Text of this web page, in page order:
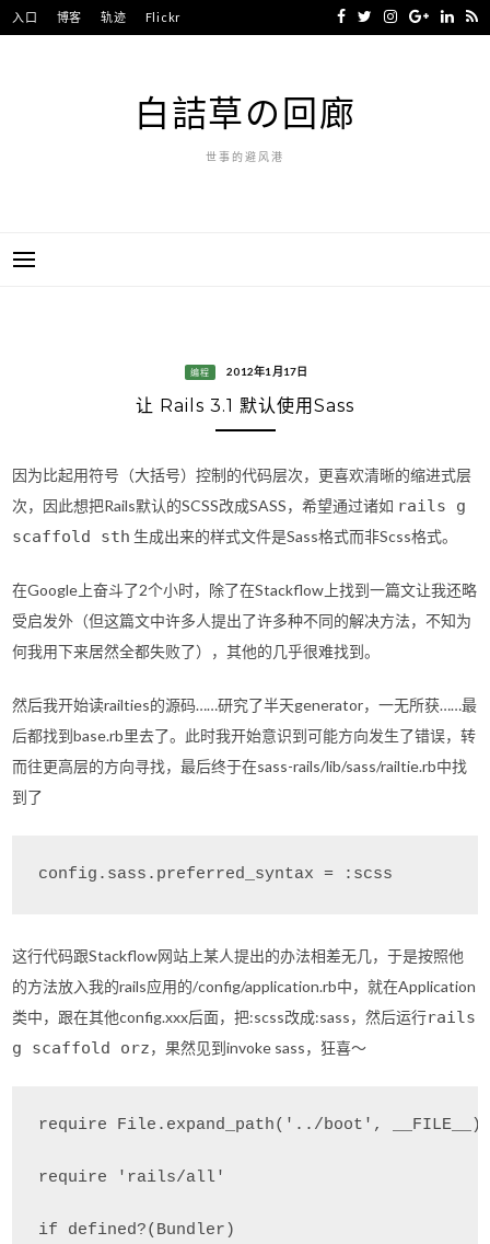
Skip
to
入口 博客 轨迹 Flickr
白詰草の回廊
世事的避风港
编程 2012年1月17日
让 Rails 3.1 默认使用Sass
因为比起用符号（大括号）控制的代码层次，更喜欢清晰的缩进式层
次，因此想把Rails默认的SCSS改成SASS，希望通过诸如 rails g
scaffold sth 生成出来的样式文件是Sass格式而非Scss格式。
在Google上奋斗了2个小时，除了在Stackflow上找到一篇文让我还略
受启发外（但这篇文中许多人提出了许多种不同的解决方法，不知为
何我用下来居然全都失败了），其他的几乎很难找到。
然后我开始读railties的源码……研究了半天generator，一无所获……最
后都找到base.rb里去了。此时我开始意识到可能方向发生了错误，转
而往更高层的方向寻找，最后终于在sass-rails/lib/sass/railtie.rb中找
到了
config.sass.preferred_syntax = :scss
这行代码跟Stackflow网站上某人提出的办法相差无几，于是按照他
的方法放入我的rails应用的/config/application.rb中，就在Application
类中，跟在其他config.xxx后面，把:scss改成:sass，然后运行rails
g scaffold orz，果然见到invoke sass，狂喜～
require File.expand_path('../boot', __FILE__)
require 'rails/all'
if defined?(Bundler)